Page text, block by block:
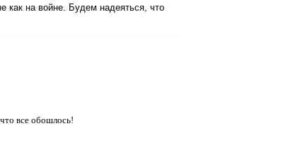
на войне. Будем надеяться, что
все обошлось!